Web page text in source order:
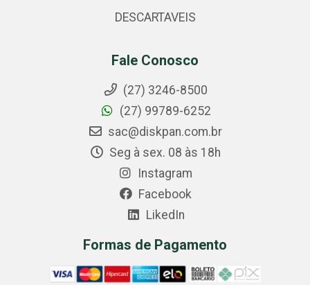
DESCARTAVEIS
Fale Conosco
(27) 3246-8500
(27) 99789-6252
sac@diskpan.com.br
Seg à sex. 08 às 18h
Instagram
Facebook
LikedIn
Formas de Pagamento